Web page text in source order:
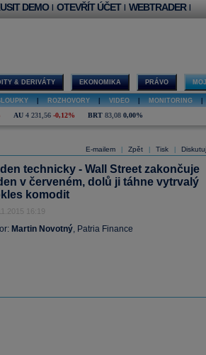
DEMO | OTEVŘÍT ÚČET | WEBTRADER |
& DERIVÁTY EKONOMIKA PRÁVO
ROZHOVORY VIDEO MONITORING
AU 4 231,56 -0,12% BRT 83,08 0,00%
E-mailem Zpět Tisk Diskutuj
technicky - Wall Street zakončuje
v červeném, dolů ji táhne vytrvalý
komodit
16:19
Martin Novotný, Patria Finance